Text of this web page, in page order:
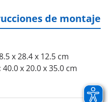
de montaje
x 28.4 x 12.5 cm
40.0 x 20.0 x 35.0 cm